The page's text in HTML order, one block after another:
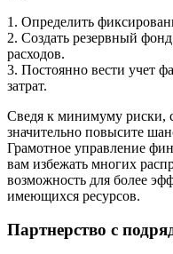
1. Определить
2. Создать резервный
расходов.
3. Постоянно вести учет
затрат.
Сведя к минимуму риски,
значительно повысите
Грамотное управление
вам избежать многих
возможность для более
имеющихся ресурсов.
Партнерство с